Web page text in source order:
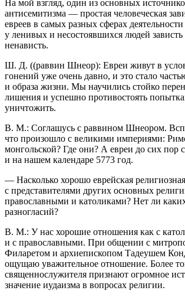
На мой взгляд, один из основных
антисемитизма — простая человеческая
евреев в самых разных сферах
у ленивых и несостоявшихся людей зависть
ненависть.
Ш. Д. ((раввин Шнеор): Евреи живут в
гонений уже очень давно, и это стало
и образа жизни. Мы научились стойко
лишения и успешно противостоять
уничтожить.
В. М.: Соглашусь с раввином Шнеором.
что произошло с великими империями:
монгольской? Где они? А евреи до сих пор
и на нашем календаре 5773 год.
— Насколько хорошо еврейская
с представителями других основных
православными и католиками? Нет ли
разногласий?
В. М.: У нас хорошие отношения как с
и с православными. При общении с
Филаретом и архиепископом Тадеушем
ощущаю уважительное отношение. Более
священнослужителя признают огромное
значение иудаизма в вопросах религии.